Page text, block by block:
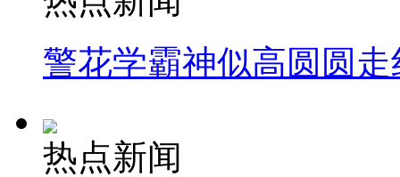
警花学霸神似高圆圆走
热点新闻